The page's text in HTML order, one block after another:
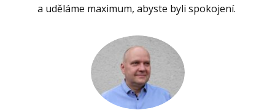
a uděláme maximum, abyste byli spokojení.